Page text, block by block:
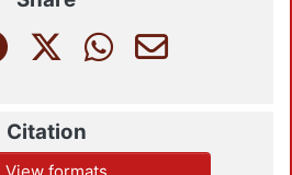
Citation
View formats